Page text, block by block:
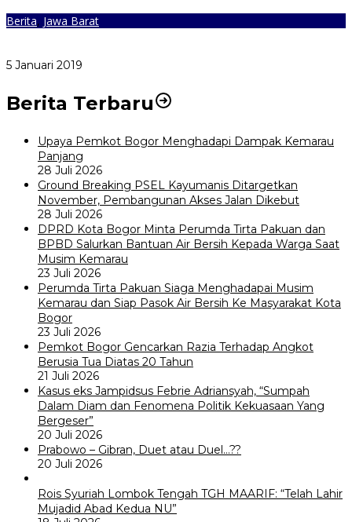
Berita, Jawa Barat
5 Januari 2019
Berita Terbaru
Upaya Pemkot Bogor Menghadapi Dampak Kemarau
Panjang
28 Juli 2026
Ground Breaking PSEL Kayumanis Ditargetkan
November, Pembangunan Akses Jalan Dikebut
28 Juli 2026
DPRD Kota Bogor Minta Perumda Tirta Pakuan dan
BPBD Salurkan Bantuan Air Bersih Kepada Warga Saat
Musim Kemarau
23 Juli 2026
Perumda Tirta Pakuan Siaga Menghadapai Musim
Kemarau dan Siap Pasok Air Bersih Ke Masyarakat Kota
Bogor
23 Juli 2026
Pemkot Bogor Gencarkan Razia Terhadap Angkot
Berusia Tua Diatas 20 Tahun
21 Juli 2026
Kasus eks Jampidsus Febrie Adriansyah, “Sumpah
Dalam Diam dan Fenomena Politik Kekuasaan Yang
Bergeser”
20 Juli 2026
Prabowo – Gibran, Duet atau Duel…??
20 Juli 2026
Rois Syuriah Lombok Tengah TGH MAARIF: “Telah Lahir
Mujadid Abad Kedua NU”